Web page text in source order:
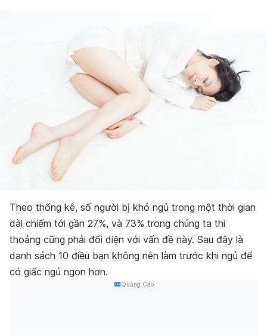
Theo thống kê, số người bị khó ngủ trong một thời gian
dài chiếm tới gần 27%, và 73% trong chúng ta thi
thoảng cũng phải đối diện với vấn đề này. Sau đây là
danh sách 10 điều bạn không nên làm trước khi ngủ để
có giấc ngủ ngon hơn.
Quảng Cáo